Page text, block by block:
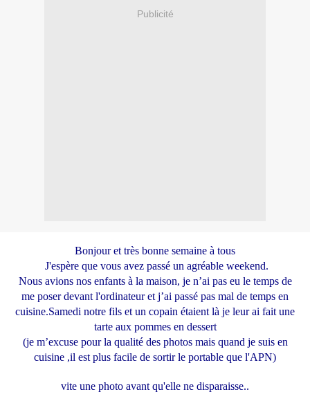
Publicité
Bonjour et très bonne semaine à tous
J'espère que vous avez passé un agréable weekend.
Nous avions nos enfants à la maison, je n’ai pas eu le temps de
me poser devant l'ordinateur et j’ai passé pas mal de temps en
cuisine.Samedi notre fils et un copain étaient là je leur ai fait une
tarte aux pommes en dessert
(je m’excuse pour la qualité des photos mais quand je suis en
cuisine ,il est plus facile de sortir le portable que l'APN)
vite une photo avant qu'elle ne disparaisse..